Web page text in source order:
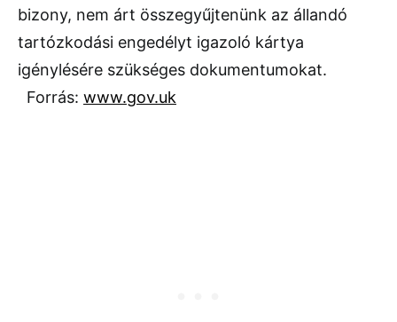
bizony, nem árt összegyűjtenünk az állandó
tartózkodási engedélyt igazoló kártya
igénylésére szükséges dokumentumokat.
Forrás: www.gov.uk